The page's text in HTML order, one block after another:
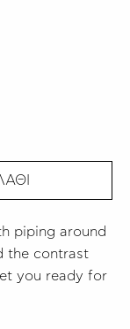
piping around
the contrast
you ready for